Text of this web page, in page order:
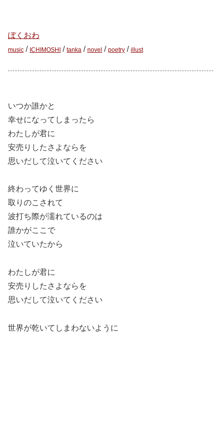
ぼくおわ
music / ICHIMOSHI / tanka / novel / poetry / illust
いつか誰かと
幸せになってしまったら
わたしが君に
安売りしたさよならを
思いだして泣いてください
終わってゆく世界に
取りのこされて
波打ち際が濡れているのは
誰かがここで
泣いていたから
わたしが君に
安売りしたさよならを
思いだして泣いてください
世界が乾いてしまわないように